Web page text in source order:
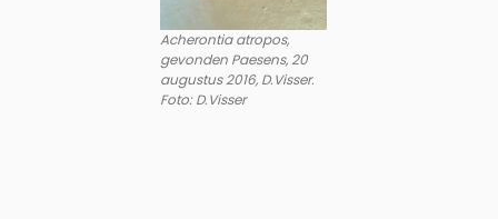
Acherontia atropos,
gevonden Paesens, 20
augustus 2016, D.Visser.
Foto: D.Visser